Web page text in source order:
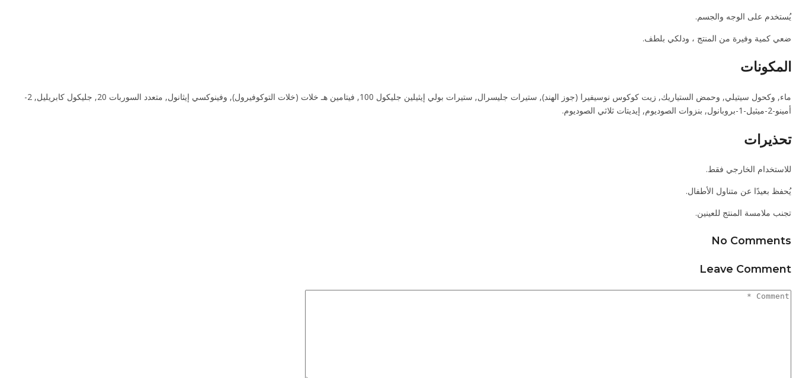
يُستخدم على الوجه والجسم.
ضعي كمية وفيرة من المنتج ، ودلكي بلطف.
المكونات
ماء, وكحول سيتيلي, وحمض الستياريك, زيت كوكوس نوسيفيرا (جوز الهند), ستيرات جليسرال, ستيرات بولي إيثيلين جليكول 100, فيتامين هـ خلات (خلات التوكوفيرول), وفينوكسي إيثانول, متعدد السوربات 20, جليكول كابريليل, 2-
أمينو-2-ميثيل-1-بروبانول, بنزوات الصوديوم, إيديتات ثلاثي الصوديوم.
تحذيرات
للاستخدام الخارجي فقط.
يُحفظ بعيدًا عن متناول الأطفال.
تجنب ملامسة المنتج للعينين.
No Comments
Leave Comment